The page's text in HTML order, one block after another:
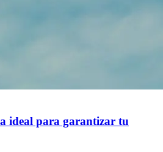
ideal para garantizar tu